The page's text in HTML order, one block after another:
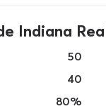
Indiana
50
40
80%